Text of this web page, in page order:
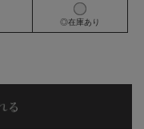
◎在庫あり